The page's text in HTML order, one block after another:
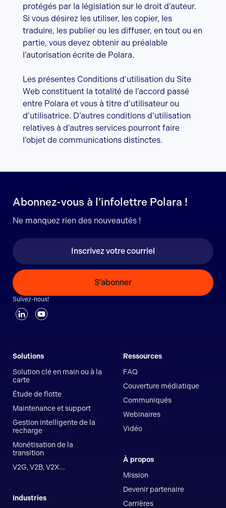
protégés par la législation sur le droit d’auteur.
Si vous désirez les utiliser, les copier, les
traduire, les publier ou les diffuser, en tout ou en
partie, vous devez obtenir au préalable
l’autorisation écrite de Polara.
Les présentes Conditions d’utilisation du Site
Web constituent la totalité de l’accord passé
entre Polara et vous à titre d’utilisateur ou
d’utilisatrice. D’autres conditions d’utilisation
relatives à d’autres services pourront faire
l’objet de communications distinctes.
Suivez-nous!
Abonnez-vous à l’infolettre Polara !
Ne manquez rien des nouveautés !
S’abonner
Solutions
Solution clé en main ou à la
carte
Étude de flotte
Maintenance et support
Gestion intelligente de la
recharge
Monétisation de la
transition
V2G, V2B, V2X...
Industries
Ressources
FAQ
Couverture médiatique
Communiqués
Webinaires
Vidéo
À propos
Mission
Devenir partenaire
Carrières